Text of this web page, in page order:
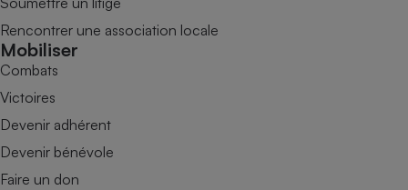
Rencontrer une association locale
Mobiliser
Combats
Victoires
Devenir adhérent
Devenir bénévole
Faire un don